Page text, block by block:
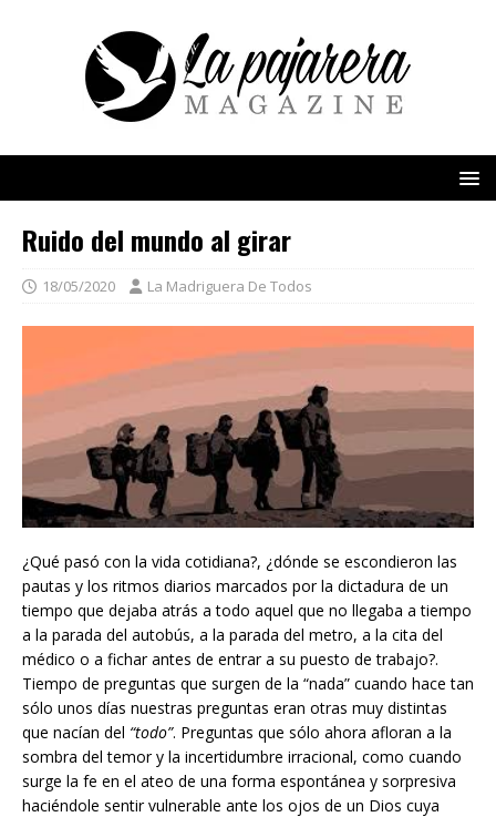
Ruido del mundo al girar
18/05/2020 La Madriguera De Todos
¿Qué pasó con la vida cotidiana?, ¿dónde se escondieron las
pautas y los ritmos diarios marcados por la dictadura de un
tiempo que dejaba atrás a todo aquel que no llegaba a tiempo
a la parada del autobús, a la parada del metro, a la cita del
médico o a fichar antes de entrar a su puesto de trabajo?.
Tiempo de preguntas que surgen de la “nada” cuando hace tan
sólo unos días nuestras preguntas eran otras muy distintas
que nacían del “todo”. Preguntas que sólo ahora afloran a la
sombra del temor y la incertidumbre irracional, como cuando
surge la fe en el ateo de una forma espontánea y sorpresiva
haciéndole sentir vulnerable ante los ojos de un Dios cuya